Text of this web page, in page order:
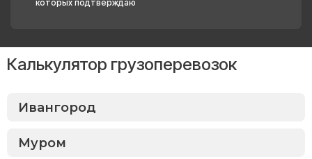
которых подтверждаю
Калькулятор грузоперевозок